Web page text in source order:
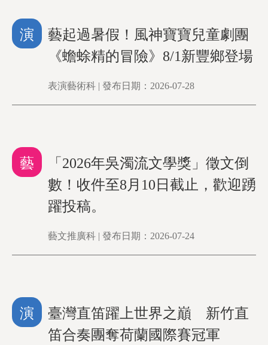
演
藝起過暑假！風神寶寶兒童劇團
《蟾蜍精的冒險》8/1新豐鄉登場
表演藝術科 | 發布日期：2026-07-28
藝
「2026年吳濁流文學獎」徵文倒
數！收件至8月10日截止，歡迎踴
躍投稿。
藝文推廣科 | 發布日期：2026-07-24
演
臺灣直笛躍上世界之巔 新竹直
笛合奏團奪荷蘭國際賽冠軍